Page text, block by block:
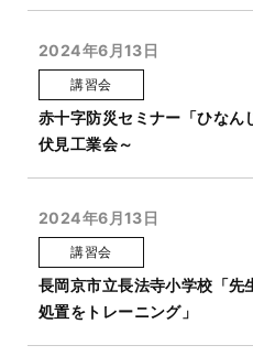
2024年6月13日
講習会
赤十字防災セミナー「ひなん
伏見工業会～
2024年6月13日
講習会
長岡京市立長法寺小学校「先
処置をトレーニング」